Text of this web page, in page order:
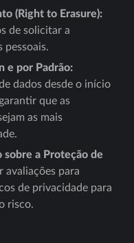
(Right to Erasure):
de solicitar a
pessoais.
e por Padrão:
dados desde o início
que as
as mais
a Proteção de
avaliações para
de privacidade para
risco.